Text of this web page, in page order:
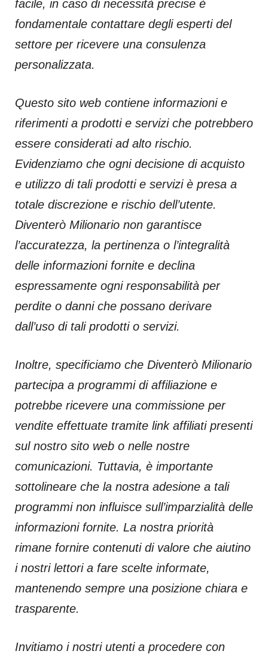
facile, in caso di necessità precise è
fondamentale contattare degli esperti del
settore per ricevere una consulenza
personalizzata.
Questo sito web contiene informazioni e
riferimenti a prodotti e servizi che potrebbero
essere considerati ad alto rischio.
Evidenziamo che ogni decisione di acquisto
e utilizzo di tali prodotti e servizi è presa a
totale discrezione e rischio dell’utente.
Diventerò Milionario non garantisce
l’accuratezza, la pertinenza o l’integralità
delle informazioni fornite e declina
espressamente ogni responsabilità per
perdite o danni che possano derivare
dall’uso di tali prodotti o servizi.
Inoltre, specificiamo che Diventerò Milionario
partecipa a programmi di affiliazione e
potrebbe ricevere una commissione per
vendite effettuate tramite link affiliati presenti
sul nostro sito web o nelle nostre
comunicazioni. Tuttavia, è importante
sottolineare che la nostra adesione a tali
programmi non influisce sull’imparzialità delle
informazioni fornite. La nostra priorità
rimane fornire contenuti di valore che aiutino
i nostri lettori a fare scelte informate,
mantenendo sempre una posizione chiara e
trasparente.
Invitiamo i nostri utenti a procedere con